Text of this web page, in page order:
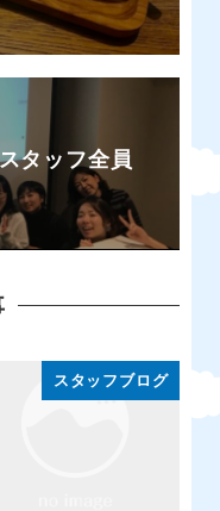
タッフ全員
スタッフブログ